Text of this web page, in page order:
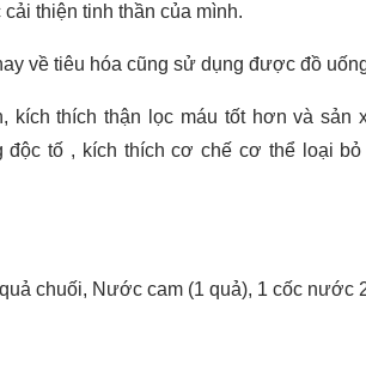
thiện tinh thần của mình.
về tiêu hóa cũng sử dụng được đồ
kích thích thận lọc máu tốt hơn và sản
độc tố , kích thích cơ chế cơ thể loại
chuối, Nước cam (1 quả), 1 cốc nước